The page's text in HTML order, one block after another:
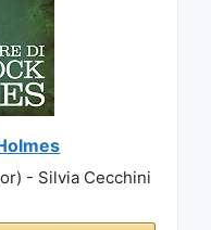
- Silvia Cecchini